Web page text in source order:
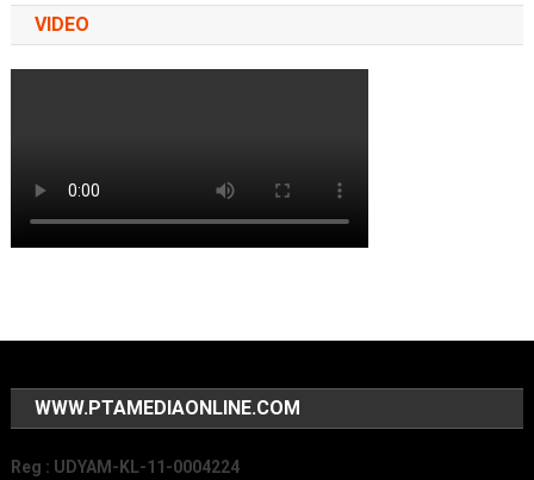
VIDEO
WWW.PTAMEDIAONLINE.COM
Reg : UDYAM-KL-11-0004224